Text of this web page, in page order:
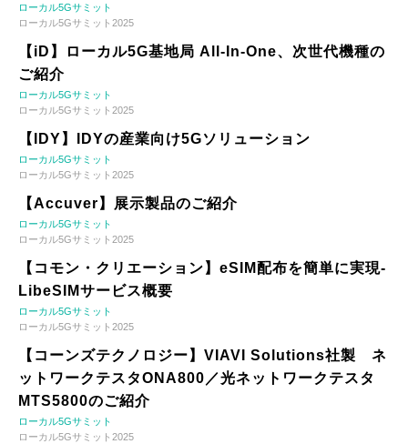
ローカル5Gサミット
ローカル5Gサミット2025
【iD】ローカル5G基地局 All-In-One、次世代機種の
ご紹介
ローカル5Gサミット
ローカル5Gサミット2025
【IDY】IDYの産業向け5Gソリューション
ローカル5Gサミット
ローカル5Gサミット2025
【Accuver】展示製品のご紹介
ローカル5Gサミット
ローカル5Gサミット2025
【コモン・クリエーション】eSIM配布を簡単に実現-
LibeSIMサービス概要
ローカル5Gサミット
ローカル5Gサミット2025
【コーンズテクノロジー】VIAVI Solutions社製 ネ
ットワークテスタONA800／光ネットワークテスタ
MTS5800のご紹介
ローカル5Gサミット
ローカル5Gサミット2025